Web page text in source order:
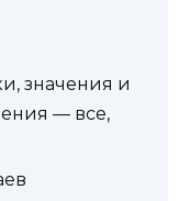
значения и
— все,